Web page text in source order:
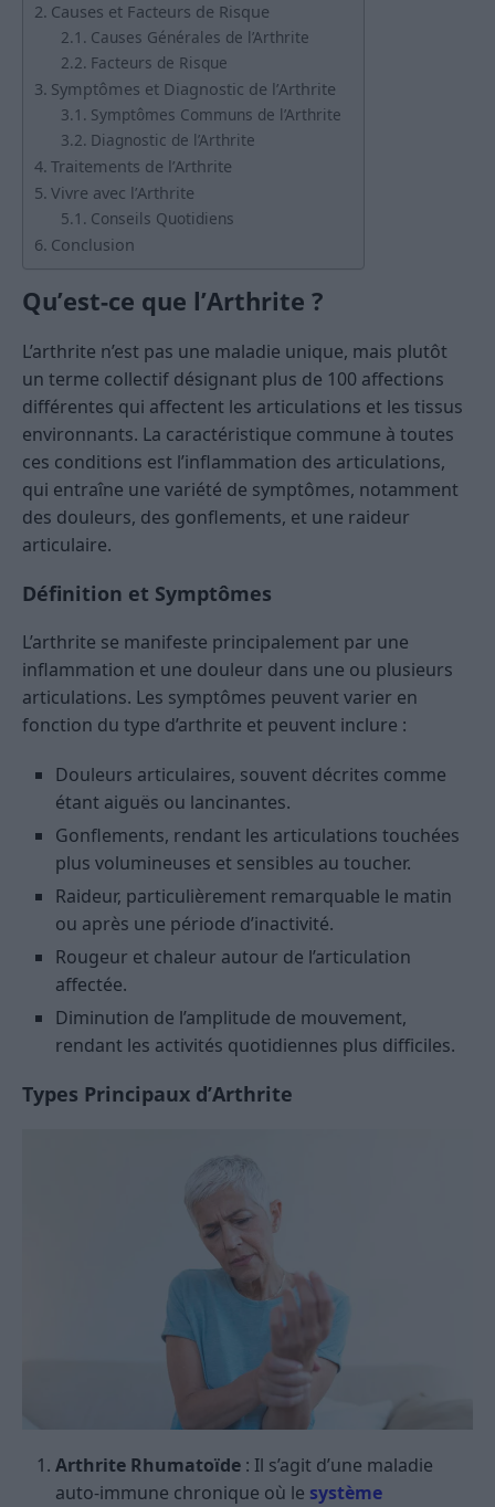
Causes et Facteurs de Risque
Causes Générales de l’Arthrite
Facteurs de Risque
Symptômes et Diagnostic de l’Arthrite
Symptômes Communs de l’Arthrite
Diagnostic de l’Arthrite
Traitements de l’Arthrite
Vivre avec l’Arthrite
Conseils Quotidiens
Conclusion
Qu’est-ce que l’Arthrite ?
L’arthrite n’est pas une maladie unique, mais plutôt
un terme collectif désignant plus de 100 affections
différentes qui affectent les articulations et les tissus
environnants. La caractéristique commune à toutes
ces conditions est l’inflammation des articulations,
qui entraîne une variété de symptômes, notamment
des douleurs, des gonflements, et une raideur
articulaire.
Définition et Symptômes
L’arthrite se manifeste principalement par une
inflammation et une douleur dans une ou plusieurs
articulations. Les symptômes peuvent varier en
fonction du type d’arthrite et peuvent inclure :
Douleurs articulaires, souvent décrites comme
étant aiguës ou lancinantes.
Gonflements, rendant les articulations touchées
plus volumineuses et sensibles au toucher.
Raideur, particulièrement remarquable le matin
ou après une période d’inactivité.
Rougeur et chaleur autour de l’articulation
affectée.
Diminution de l’amplitude de mouvement,
rendant les activités quotidiennes plus difficiles.
Types Principaux d’Arthrite
Arthrite Rhumatoïde : Il s’agit d’une maladie
auto-immune chronique où le système